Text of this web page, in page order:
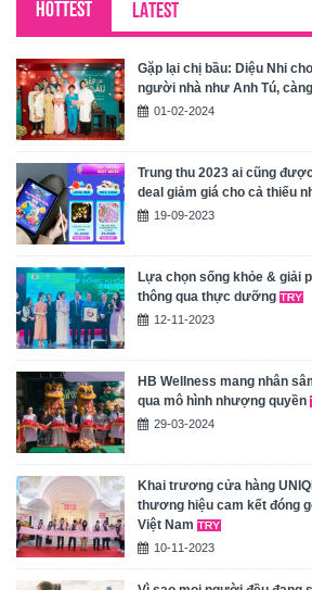
HOTTEST LATEST
Gặp lại chị bầu: Diệu Nhi
người nhà như Anh Tú,
01-02-2024
Trung thu 2023 ai cũng
deal giảm giá cho cả thiếu
19-09-2023
Lựa chọn sống khỏe & giải
thông qua thực dưỡng
12-11-2023
HB Wellness mang nhân
qua mô hình nhượng quyền
29-03-2024
Khai trương cửa hàng
thương hiệu cam kết đóng
Việt Nam
10-11-2023